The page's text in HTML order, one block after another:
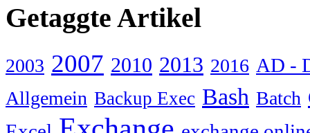
Getaggte Artikel
2003 2007 2010 2013 2016 AD -
Allgemein Backup Exec Bash Batch